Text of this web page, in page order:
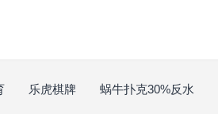
乐虎棋牌 蜗牛扑克30%反水